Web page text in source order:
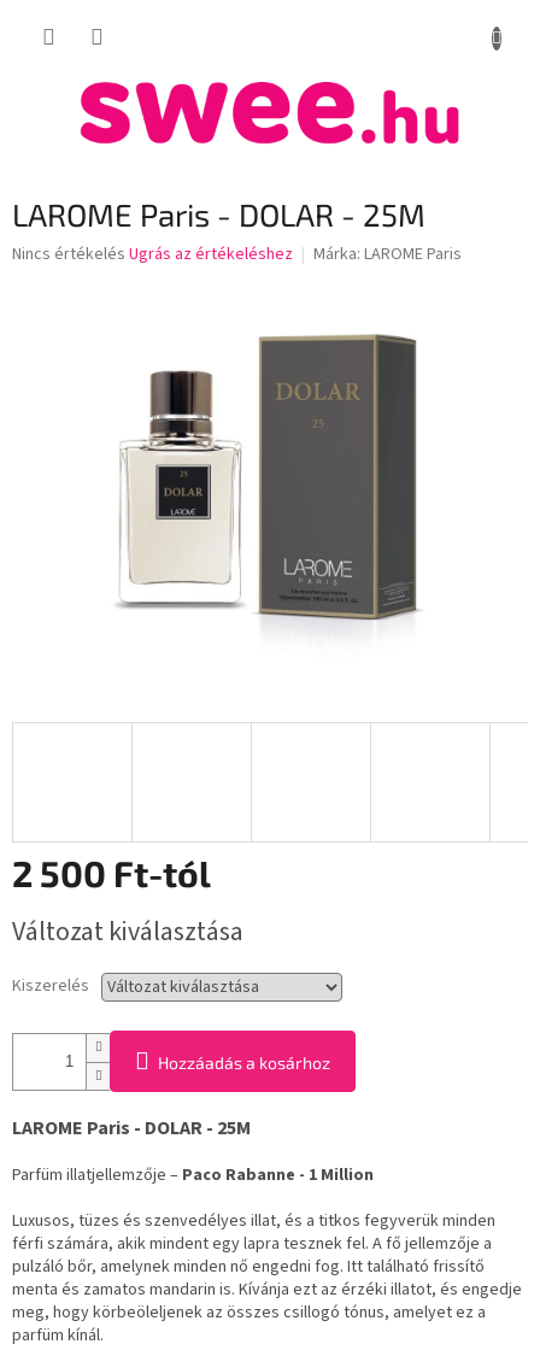
KOSÁR
LAROME Paris - DOLAR - 25M
A
Nincs értékelés Ugrás az értékeléshez Márka: LAROME Paris
2 500 Ft-tól
Változat kiválasztása
Kiszerelés
Hozzáadás a kosárhoz
LAROME Paris - DOLAR - 25M
Parfüm illatjellemzője – Paco Rabanne - 1 Million
Luxusos, tüzes és szenvedélyes illat, és a titkos fegyverük minden
férfi számára, akik mindent egy lapra tesznek fel. A fő jellemzője a
pulzáló bőr, amelynek minden nő engedni fog. Itt található frissítő
menta és zamatos mandarin is. Kívánja ezt az érzéki illatot, és engedje
meg, hogy körbeöleljenek az összes csillogó tónus, amelyet ez a
parfüm kínál.